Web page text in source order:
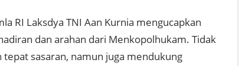
RI Laksdya TNI Aan Kurnia mengucapkan
dan arahan dari Menkopolhukam. Tidak
sasaran, namun juga mendukung